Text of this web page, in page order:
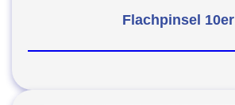
Flachpinsel 10er